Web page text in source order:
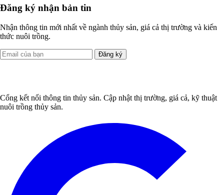
Đăng ký nhận bản tin
Nhận thông tin mới nhất về ngành thủy sản, giá cả thị trường và kiến
thức nuôi trồng.
Đăng ký
Cổng kết nối thông tin thủy sản. Cập nhật thị trường, giá cả, kỹ thuật
nuôi trồng thủy sản.